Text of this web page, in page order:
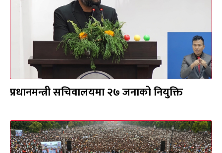
प्रधानमन्त्री सचिवालयमा २७ जनाको नियुक्ति